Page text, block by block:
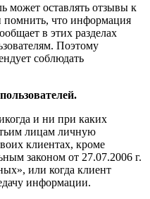
может оставлять отзывы к
помнить, что информация
в этих разделах
Поэтому
соблюдать
и ни при каких
лицам личную
клиентах, кроме
законом от 27.07.2006 г.
или когда клиент
информации.